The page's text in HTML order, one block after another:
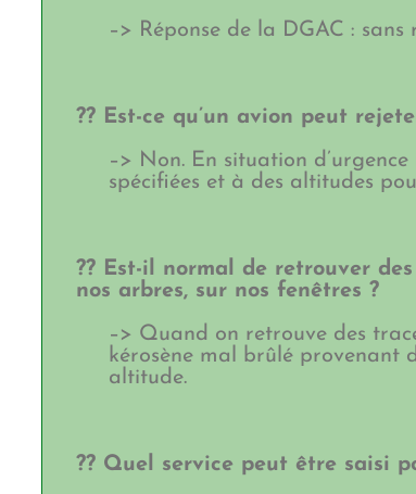
–> Réponse de la DGAC :
?? Est-ce qu’un avion peut
–> Non. En situation
spécifiées et à des altitudes
?? Est-il normal de retrouver
nos arbres, sur nos fenêtres ?
–> Quand on retrouve des
kérosène mal brûlé provenant
altitude.
?? Quel service peut être saisi